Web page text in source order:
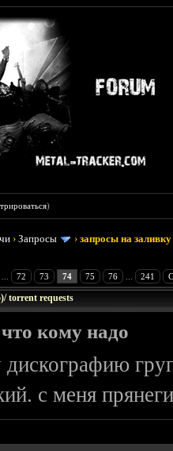
)
›Запросы ›запросы на
72 73 74 75 76 241
torrent requests
кому надо
с меня